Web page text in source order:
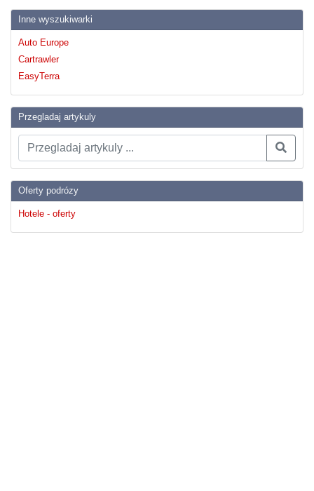
Inne wyszukiwarki
Auto Europe
Cartrawler
EasyTerra
Przegladaj artykuly
Oferty podrózy
Hotele - oferty